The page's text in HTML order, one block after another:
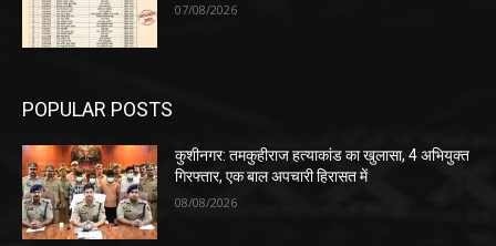
07/08/2026
POPULAR POSTS
कुशीनगर: तमकुहीराज हत्याकांड का खुलासा, 4 अभियुक्त
गिरफ्तार, एक बाल अपचारी हिरासत में
08/08/2026